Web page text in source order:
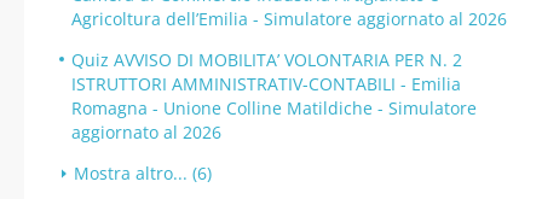
Agricoltura dell’Emilia - Simulatore aggiornato al 2026
Quiz AVVISO DI MOBILITA’ VOLONTARIA PER N. 2
ISTRUTTORI AMMINISTRATIV-CONTABILI - Emilia
Romagna - Unione Colline Matildiche - Simulatore
aggiornato al 2026
Mostra altro... (6)